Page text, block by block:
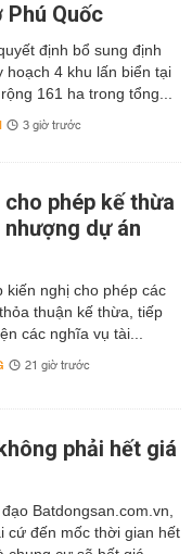
Phú Quốc
định bổ sung định
hoạch 4 khu lấn biển tại
161 ha trong tổng...
3 giờ trước
phép kế thừa
dự án
kiến nghị cho phép các
thuận kế thừa, tiếp
các nghĩa vụ tài...
21 giờ trước
phải hết giá
Batdongsan.com.vn,
cứ đến mốc thời gian hết